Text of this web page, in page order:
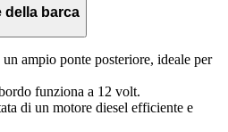
della barca
ampio ponte posteriore, ideale per
funziona a 12 volt.
di un motore diesel efficiente e